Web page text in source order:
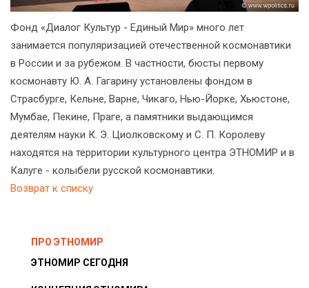
Фонд «Диалог Культур - Единый Мир» много лет
занимается популяризацией отечественной космонавтики
в России и за рубежом. В частности, бюсты первому
космонавту Ю. А. Гагарину установлены фондом в
Страсбурге, Кельне, Варне, Чикаго, Нью-Йорке, Хьюстоне,
Мумбае, Пекине, Праге, а памятники выдающимся
деятелям науки К. Э. Циолковскому и С. П. Королеву
находятся на территории культурного центра ЭТНОМИР и в
Калуге - колыбели русской космонавтики.
Возврат к списку
ПРО ЭТНОМИР
ЭТНОМИР СЕГОДНЯ